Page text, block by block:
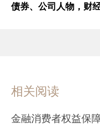
债券、公司人物，财
相关阅读
金融消费者权益保